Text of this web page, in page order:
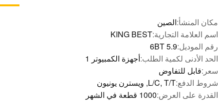
مكان المنشأ:الصين
اسم العلامة التجارية:KING BEST
رقم الموديل:6BT 5.9
الحد الأدنى لكمية الطلب:أجهزة الكمبيوتر 1
سعر:قابل للتفاوض
شروط الدفع:L/C, T/T, ويسترن يونيون
القدرة على العرض:1000 قطعة في الشهر